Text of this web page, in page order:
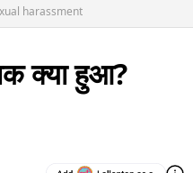
harassment
क्या हुआ?